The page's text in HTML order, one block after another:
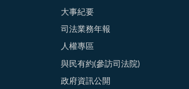
大事紀要
司法業務年報
人權專區
與民有約(參訪司法院)
政府資訊公開